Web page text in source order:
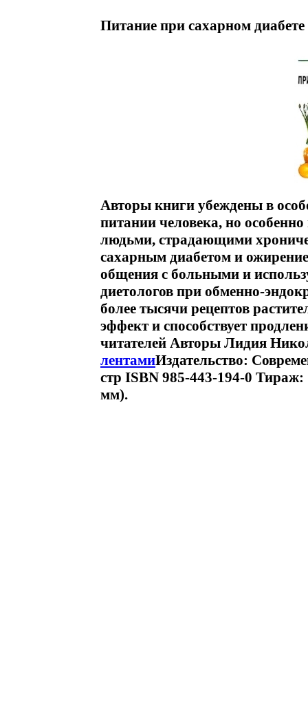
Питание при сахарном
Авторы книги убеждены в
питании человека, но
людьми, страдающими
сахарным диабетом и
общения с больными и
диетологов при обменно-
более тысячи рецептов
эффект и способствует
читателей Авторы Лидия
лентамиИздательство:
стр ISBN 985-443-194-0
мм).